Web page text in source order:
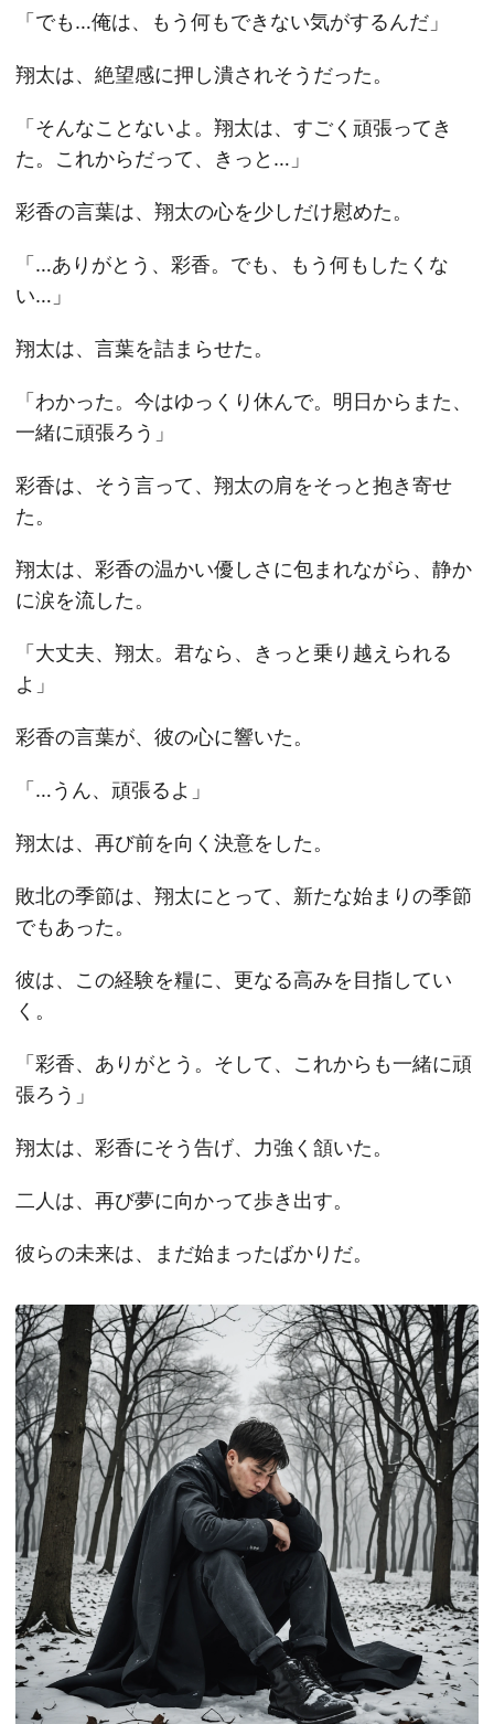
「でも…俺は、もう何もできない気がするんだ」
翔太は、絶望感に押し潰されそうだった。
「そんなことないよ。翔太は、すごく頑張ってき
た。これからだって、きっと…」
彩香の言葉は、翔太の心を少しだけ慰めた。
「…ありがとう、彩香。でも、もう何もしたくな
い…」
翔太は、言葉を詰まらせた。
「わかった。今はゆっくり休んで。明日からまた、
一緒に頑張ろう」
彩香は、そう言って、翔太の肩をそっと抱き寄せ
た。
翔太は、彩香の温かい優しさに包まれながら、静か
に涙を流した。
「大丈夫、翔太。君なら、きっと乗り越えられる
よ」
彩香の言葉が、彼の心に響いた。
「…うん、頑張るよ」
翔太は、再び前を向く決意をした。
敗北の季節は、翔太にとって、新たな始まりの季節
でもあった。
彼は、この経験を糧に、更なる高みを目指してい
く。
「彩香、ありがとう。そして、これからも一緒に頑
張ろう」
翔太は、彩香にそう告げ、力強く頷いた。
二人は、再び夢に向かって歩き出す。
彼らの未来は、まだ始まったばかりだ。